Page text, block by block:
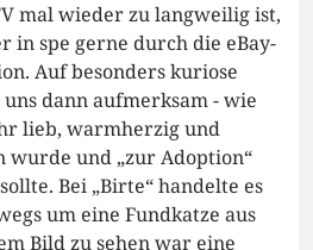
mal wieder zu langweilig ist,
in spe gerne durch die eBay-
Auf besonders kuriose
dann aufmerksam - wie
lieb, warmherzig und
wurde und „zur Adoption“
Bei „Birte“ handelte es
um eine Fundkatze aus
Bild zu sehen war eine